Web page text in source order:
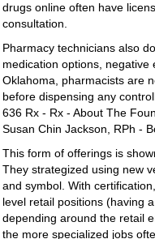
drugs online often have
consultation.
Pharmacy technicians also
medication options,
Oklahoma, pharmacists are
before dispensing any
636 Rx - Rx - About The
Susan Chin Jackson, RPh -
This form of offerings is
They strategized using new
and symbol. With
level retail positions (having
depending around the retail
the more specialized jobs